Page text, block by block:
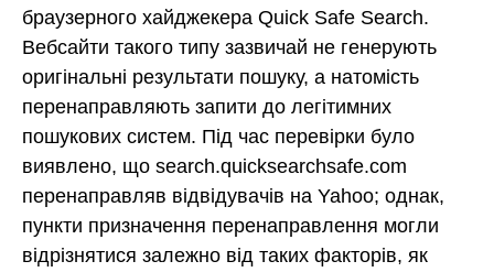
браузерного хайджекера Quick Safe Search.
Вебсайти такого типу зазвичай не генерують
оригінальні результати пошуку, а натомість
перенаправляють запити до легітимних
пошукових систем. Під час перевірки було
виявлено, що search.quicksearchsafe.com
перенаправляв відвідувачів на Yahoo; однак,
пункти призначення перенаправлення могли
відрізнятися залежно від таких факторів, як